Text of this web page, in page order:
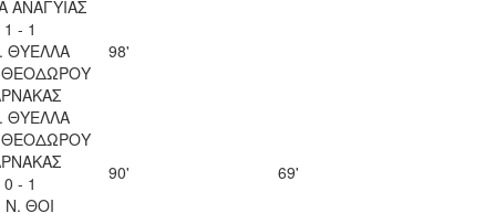
ΑΝΑΓΥΙΑΣ
1 - 1
ΘΥΕΛΛΑ
ΘΕΟΔΩΡΟΥ
98'
ΘΥΕΛΛΑ
ΘΕΟΔΩΡΟΥ
0 - 1
Ν. ΘΟΙ
90' 69'